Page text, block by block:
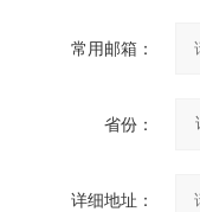
常用邮箱：
省份：
详细地址：